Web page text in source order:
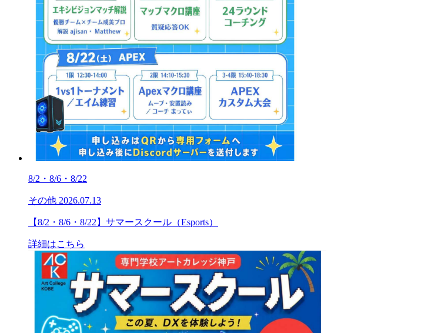
8/2・8/6・8/22
その他 2026.07.13
【8/2・8/6・8/22】サマースクール（Esports）
詳細はこちら